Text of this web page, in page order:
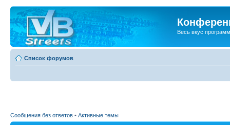
Весь вкус
Список форумов
Сообщения без ответов • Активные темы